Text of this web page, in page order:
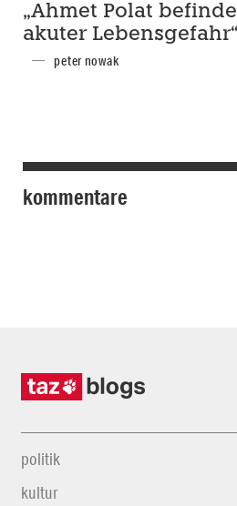
„Ahmet Polat
akuter Lebensgefahr“
peter nowak
kommentare
politik
kultur